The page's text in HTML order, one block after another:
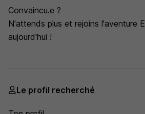
Convaincu.e ?
N'attends plus et rejoins l'aventure
aujourd'hui !
Le profil recherché